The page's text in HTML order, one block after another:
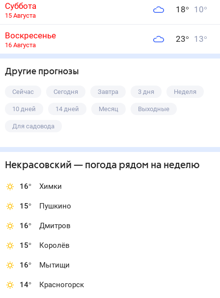
Суббота
15 Августа
18° 10°
Воскресенье
16 Августа
23° 13°
Другие прогнозы
Сейчас Сегодня Завтра 3 дня Неделя
10 дней 14 дней Месяц Выходные
Для садовода
Некрасовский — погода рядом на неделю
16° Химки
15° Пушкино
16° Дмитров
15° Королёв
16° Мытищи
14° Красногорск